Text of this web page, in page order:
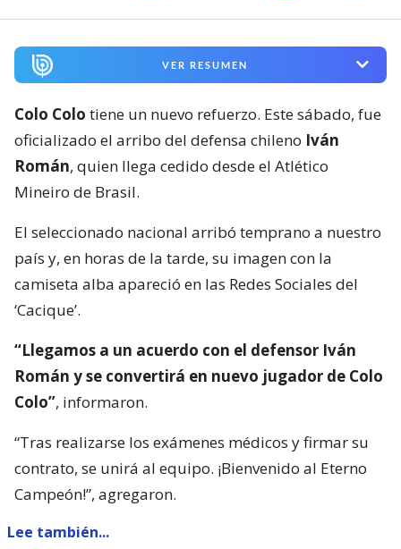
VER RESUMEN
Colo Colo tiene un nuevo refuerzo. Este sábado, fue
oficializado el arribo del defensa chileno Iván
Román, quien llega cedido desde el Atlético
Mineiro de Brasil.
El seleccionado nacional arribó temprano a nuestro
país y, en horas de la tarde, su imagen con la
camiseta alba apareció en las Redes Sociales del
‘Cacique’.
“Llegamos a un acuerdo con el defensor Iván
Román y se convertirá en nuevo jugador de Colo
Colo”, informaron.
“Tras realizarse los exámenes médicos y firmar su
contrato, se unirá al equipo. ¡Bienvenido al Eterno
Campeón!”, agregaron.
Lee también...